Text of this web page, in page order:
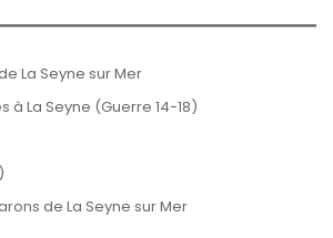
La Seyne sur Mer
à La Seyne (Guerre 14-18)
de La Seyne sur Mer